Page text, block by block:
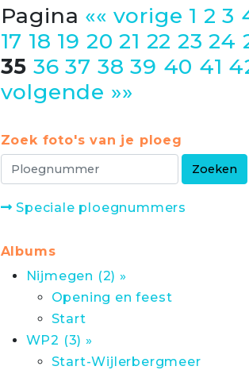
Pagina «« vorige 1 2 3
17 18 19 20 21 22 23 24
35 36 37 38 39 40 41
volgende »»
Zoek foto's van je ploeg
Speciale ploegnummers
Albums
Nijmegen (2) »
Opening en feest
Start
WP2 (3) »
Start-Wijlerbergmeer